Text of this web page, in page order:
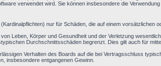
verwendet wird. Sie können insbesondere die
nur für Schäden, die auf einem vorsätzlichen
Leben, Körper und Gesundheit und der Verletzung
Durchschnittsschäden begrenzt. Dies gilt auch für
Verhalten des Boards auf die bei Vertragsschluss
insbesondere entgangenen Gewinn.